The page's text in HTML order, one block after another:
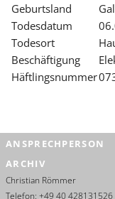
BILDUNG
FORSCHUNG
SERVICE
Geburtsland
Todesdatum
Todesort
Beschäftigung
Häftlingsnummer
ANSPRECHPERSON
ARCHIV
Christian Römmer
Telefon: +49 40 428131526